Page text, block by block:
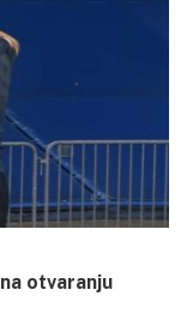
otvaranju